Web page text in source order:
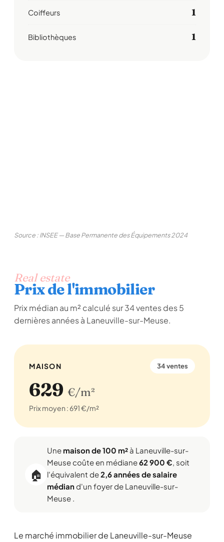
Coiffeurs 1
Bibliothèques 1
Source : INSEE — Base Permanente des Équipements 2024
Real estate
Prix de l'immobilier
Prix médian au m² calculé sur 34 ventes des 5
dernières années à Laneuville-sur-Meuse.
MAISON 34 ventes
629 €/m²
Prix moyen : 691 €/m²
🏠
Une maison de 100 m² à Laneuville-sur-
Meuse coûte en médiane62 900 €, soit
l'équivalent de2,6 années de salaire
médiand'un foyer de Laneuville-sur-
Meuse .
Le marché immobilier de Laneuville-sur-Meuse